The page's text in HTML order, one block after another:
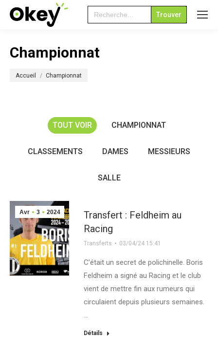
Search
for:
Championnat
Accueil Championnat
TOUT VOIR CHAMPIONNAT
CLASSEMENTS DAMES MESSIEURS
SALLE
Avr 3 2024
Transfert : Feldheim au
Racing
Transferts 03/04/24 15:41
C’était un secret de polichinelle. Boris
Feldheim a signé au Racing et le club
vient de mettre fin aux rumeurs qui
circulaient depuis plusieurs semaines.
…
Détails